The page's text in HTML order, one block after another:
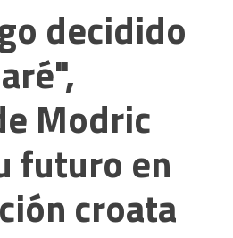
decidido
Modric
futuro en
croata